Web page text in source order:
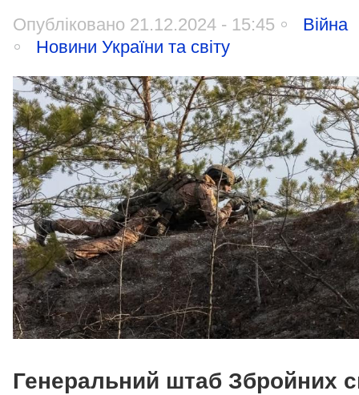
Опубліковано 21.12.2024 - 15:45
Війна
Новини України та світу
Генеральний штаб Збройних